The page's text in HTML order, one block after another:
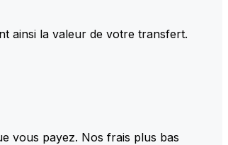
ainsi la valeur de votre transfert.
vous payez. Nos frais plus bas